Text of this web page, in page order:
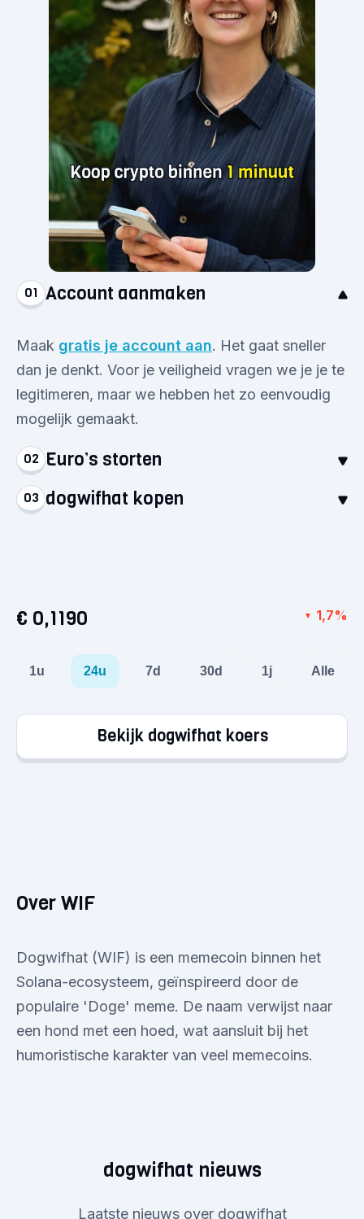
01 Account aanmaken
Maak gratis je account aan. Het gaat sneller
dan je denkt. Voor je veiligheid vragen we je je te
legitimeren, maar we hebben het zo eenvoudig
mogelijk gemaakt.
02 Euro’s storten
Stort euro’s via een betaalmethode naar keuze.
03 dogwifhat kopen
€ 0,1190 ▼ 1,7%
1u 24u 7d 30d 1j Alle
Bekijk dogwifhat koers
Over WIF
Dogwifhat (WIF) is een memecoin binnen het
Solana-ecosysteem, geïnspireerd door de
populaire 'Doge' meme. De naam verwijst naar
een hond met een hoed, wat aansluit bij het
humoristische karakter van veel memecoins.
dogwifhat nieuws
Laatste nieuws over dogwifhat